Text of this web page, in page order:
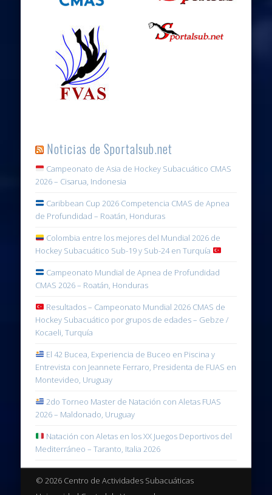
Noticias de Sportalsub.net
Campeonato de Asia de Hockey Subacuático CMAS
2026 – Cisarua, Indonesia
Caribbean Cup 2026 Competencia CMAS de Apnea
de Profundidad – Roatán, Honduras
Colombia entre los mejores del Mundial 2026 de
Hockey Subacuático Sub-19 y Sub-24 en Turquía
Campeonato Mundial de Apnea de Profundidad
CMAS 2026 – Roatán, Honduras
Resultados – Campeonato Mundial 2026 CMAS de
Hockey Subacuático por grupos de edades – Gebze /
Kocaeli, Turquía
El 42 Bucea, Experiencia de Buceo en Piscina y
Entrevista con Jeannete Ferraro, Presidenta de FUAS en
Montevideo, Uruguay
2do Torneo Master de Natación con Aletas FUAS
2026 – Maldonado, Uruguay
Natación con Aletas en los XX Juegos Deportivos del
Mediterráneo – Taranto, Italia 2026
© 2026 Centro de Actividades Subacuáticas